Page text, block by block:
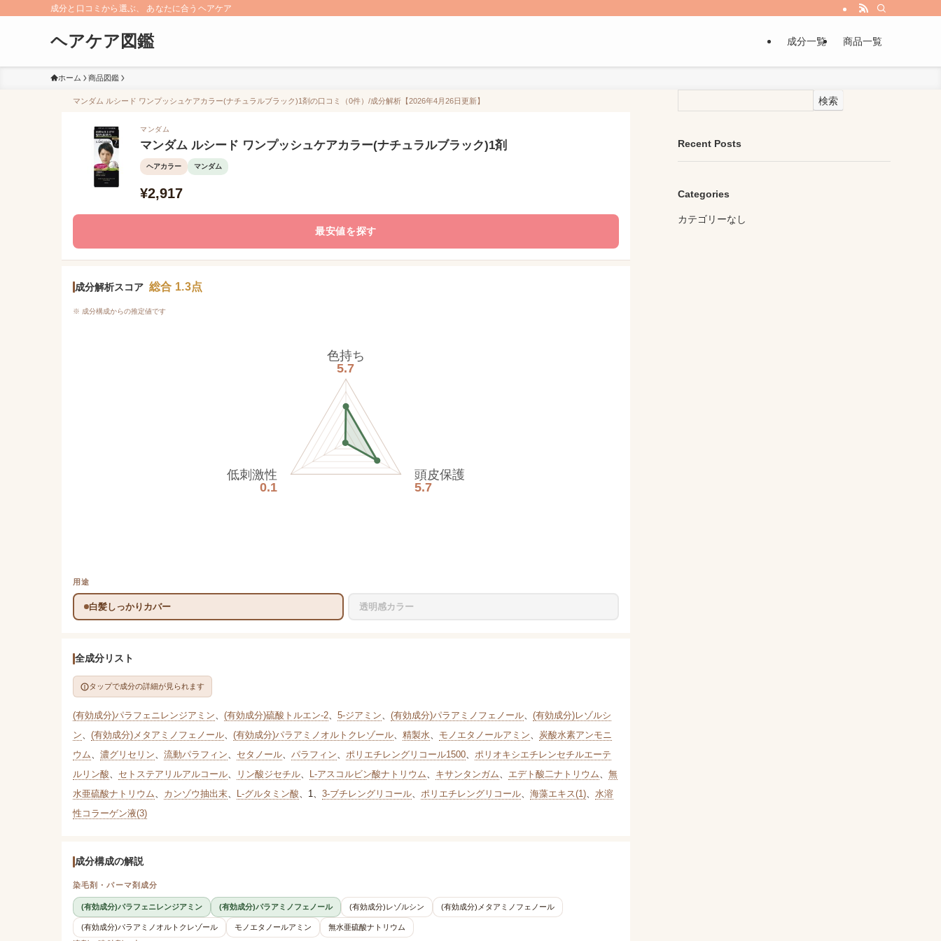
成分と口コミから選ぶ、 あなたに合うヘアケア
ヘアケア図鑑 成分一覧 商品一覧
ホーム 商品図鑑
マンダム ルシード ワンプッシュケアカラー(ナチュラルブラック)1剤の口コミ（0件）/成分解析【2026年4月26日更新】
マンダム
マンダム ルシード ワンプッシュケアカラー(ナチュラルブラック)1剤
ヘアカラー マンダム
¥2,917
最安値を探す
成分解析スコア 総合 1.3点
※ 成分構成からの推定値です
色持ち
5.7
頭皮保護
5.7
低刺激性
0.1
用途
白髪しっかりカバー 透明感カラー
全成分リスト
タップで成分の詳細が見られます
(有効成分)パラフェニレンジアミン、 (有効成分)硫酸トルエン-2、 5-ジアミン、 (有効成分)パラアミノフェノール、 (有効成分)レゾルシ
ン、 (有効成分)メタアミノフェノール、 (有効成分)パラアミノオルトクレゾール、 精製水、 モノエタノールアミン、 炭酸水素アンモニ
ウム、 濃グリセリン、 流動パラフィン、 セタノール、 パラフィン、 ポリエチレングリコール1500、 ポリオキシエチレンセチルエーテ
ルリン酸、 セトステアリルアルコール、 リン酸ジセチル、 L-アスコルビン酸ナトリウム、 キサンタンガム、 エデト酸二ナトリウム、 無
水亜硫酸ナトリウム、 カンゾウ抽出末、 L-グルタミン酸、 1、 3-ブチレングリコール、 ポリエチレングリコール、 海藻エキス(1)、 水溶
性コラーゲン液(3)
成分構成の解説
染毛剤・パーマ剤成分
(有効成分)パラフェニレンジアミン (有効成分)パラアミノフェノール (有効成分)レゾルシン (有効成分)メタアミノフェノール
(有効成分)パラアミノオルトクレゾール モノエタノールアミン
無水亜硫酸ナトリウム
検索
Recent Posts
Categories
カテゴリーなし